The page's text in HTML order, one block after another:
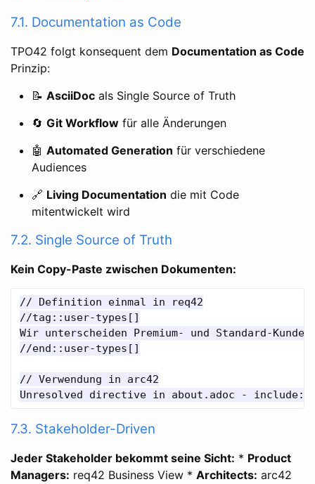
7.1. Documentation as Code
TPO42 folgt konsequent dem Documentation as Code
Prinzip:
📝 AsciiDoc als Single Source of Truth
🔄 Git Workflow für alle Änderungen
🤖 Automated Generation für verschiedene
Audiences
🔗 Living Documentation die mit Code
mitentwickelt wird
7.2. Single Source of Truth
Kein Copy-Paste zwischen Dokumenten:
// Definition einmal in req42
//tag::user-types[]
Wir unterscheiden Premium- und Standard-
//end::user-types[]
// Verwendung in arc42
Unresolved directive in about.adoc -
7.3. Stakeholder-Driven
Jeder Stakeholder bekommt seine Sicht: * Product
Managers: req42 Business View * Architects: arc42